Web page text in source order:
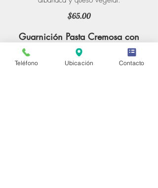
$65.00
Guarnición Pasta Cremosa con
Albahaca
Fusilli con salsa cremosa de albahaca, nuez
Teléfono Ubicación Contacto